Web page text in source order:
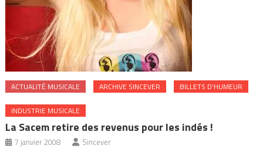
ACTUALITÉ MUSICALE ARCHIVE SINCEVER BILLETS D'HUMEUR
INDUSTRIE MUSICALE
La Sacem retire des revenus pour les indés !
7 janvier 2008 Sincever